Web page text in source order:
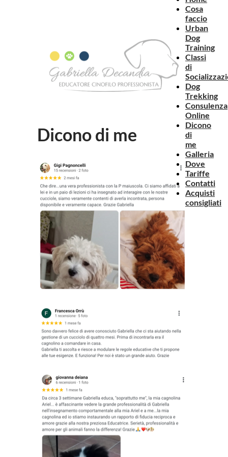
Dicono di me
Cosa
faccio
Urban
Dog
Training
Classi
di
Dog
Trekking
Consulenza
Online
Dicono
di
me
Galleria
Dove
Tariffe
Contatti
Acquisti
consigliati